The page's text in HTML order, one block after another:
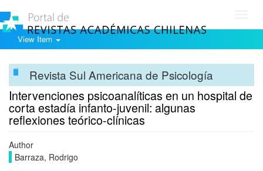
View Item
Revista Sul Americana de Psicología
Intervenciones psicoanalí­ticas en un hospital de
corta estadí­a infanto-juvenil: algunas
reflexiones teórico-clí­nicas
Author
Barraza, Rodrigo